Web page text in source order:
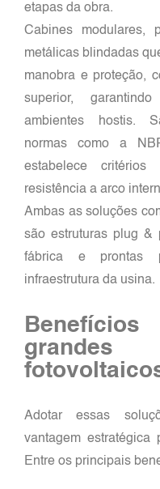
etapas da obra.
Cabines modulares,
metálicas blindadas
manobra e proteção,
superior,
ambientes hostis.
normas como a
estabelece
resistência a arco
Ambas as soluções
são estruturas plug &
fábrica e prontas
infraestrutura da usina.
Adotar essas
vantagem estratégica
Entre os principais